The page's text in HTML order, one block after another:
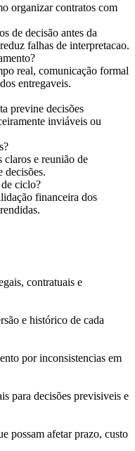
organizar contratos com
de decisão antes da
falhas de interpretacao.
real, comunicação formal
entregaveis.
previne decisões
inviáveis ou
claros e reunião de
decisões.
ciclo?
financeira dos
contratuais e
e histórico de cada
por inconsistencias em
para decisões previsiveis e
possam afetar prazo, custo